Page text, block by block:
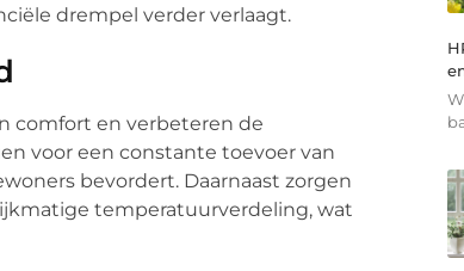
drempel verder verlaagt.
comfort en verbeteren de
voor een constante toevoer van
bevordert. Daarnaast zorgen
temperatuurverdeling, wat